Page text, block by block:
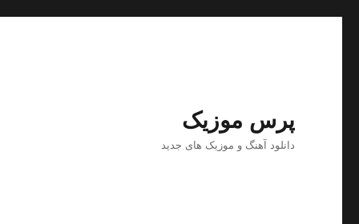
پرس موزیک
دانلود آهنگ و موزیک های جدید